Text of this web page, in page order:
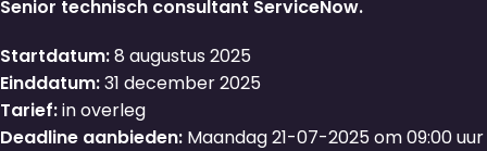
Senior technisch consultant ServiceNow.
Startdatum:8 augustus 2025
Einddatum:31 december 2025
Tarief:in overleg
Deadline aanbieden: Maandag 21-07-2025 om 09:00 uur